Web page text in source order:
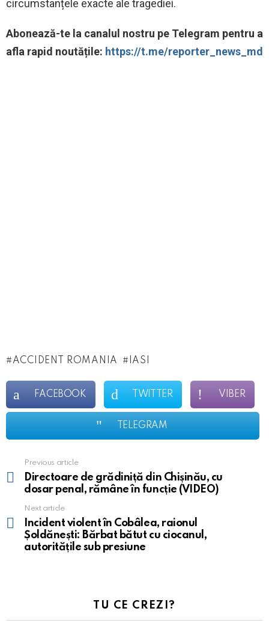
circumstanțele exacte ale tragediei.
‍Abonează-te la canalul nostru pe Telegram pentru a
afla rapid noutățile: https://t.me/reporter_news_md
ACCIDENT ROMANIA IASI
FACEBOOK TWITTER VIBER
TELEGRAM
more
Previous article
Directoare de grădiniță din Chișinău, cu
dosar penal, rămâne în funcție​ (VIDEO)
Next article
​Incident violent în Cobâlea, raionul
Șoldănești: Bărbat bătut cu ciocanul,
autoritățile sub presiune​
TU CE CREZI?